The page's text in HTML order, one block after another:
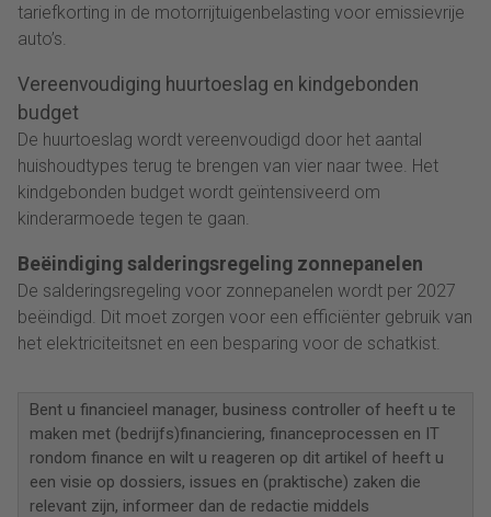
tariefkorting in de motorrijtuigenbelasting voor emissievrije
auto’s.
Vereenvoudiging huurtoeslag en kindgebonden
budget
De huurtoeslag wordt vereenvoudigd door het aantal
huishoudtypes terug te brengen van vier naar twee. Het
kindgebonden budget wordt geïntensiveerd om
kinderarmoede tegen te gaan.
Beëindiging salderingsregeling zonnepanelen
De salderingsregeling voor zonnepanelen wordt per 2027
beëindigd. Dit moet zorgen voor een efficiënter gebruik van
het elektriciteitsnet en een besparing voor de schatkist.
Bent u financieel manager, business controller of heeft u te
maken met (bedrijfs)financiering, financeprocessen en IT
rondom finance en wilt u reageren op dit artikel of heeft u
een visie op dossiers, issues en (praktische) zaken die
relevant zijn, informeer dan de redactie middels